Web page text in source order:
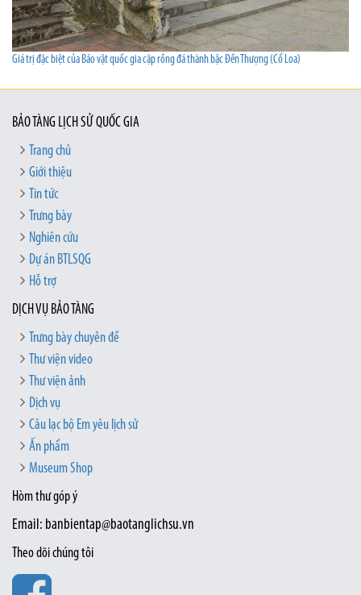
Giá trị đặc biệt của Bảo vật quốc gia cặp rồng đá thành bậc Đền Thượng (Cổ Loa)
BẢO TÀNG LỊCH SỬ QUỐC GIA
Trang chủ
Giới thiệu
Tin tức
Trưng bày
Nghiên cứu
Dự án BTLSQG
Hỗ trợ
DỊCH VỤ BẢO TÀNG
Trưng bày chuyên đề
Thư viện video
Thư viện ảnh
Dịch vụ
Câu lạc bộ Em yêu lịch sử
Ấn phẩm
Museum Shop
Hòm thư góp ý
Email: banbientap@baotanglichsu.vn
Theo dõi chúng tôi